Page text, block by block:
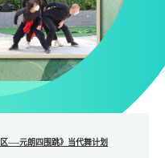
──元朗四围跳》当代舞计划